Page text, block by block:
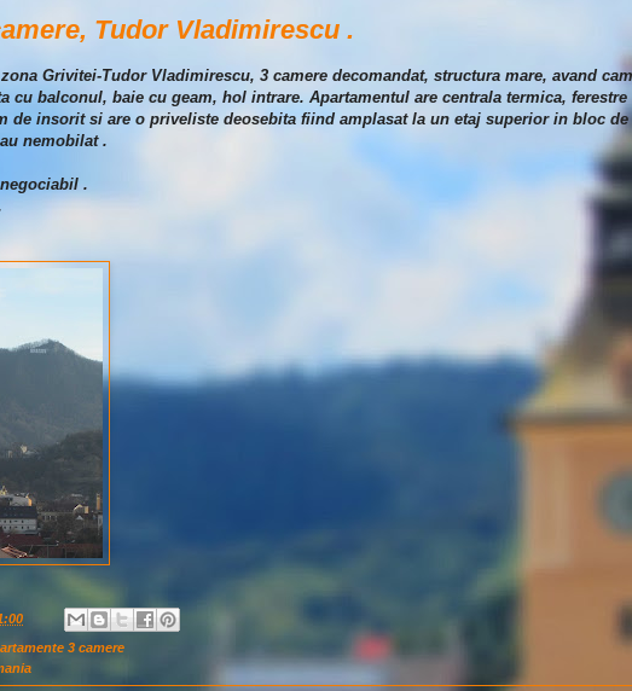
Tudor Vladimirescu .
Grivitei-Tudor Vladimirescu, 3 camere decomandat, structura mare, avand
cu balconul, baie cu geam, hol intrare. Apartamentul are centrala termica, ferestre
de insorit si are o priveliste deosebita fiind amplasat la un etaj superior in bloc
nemobilat .
.
3 camere